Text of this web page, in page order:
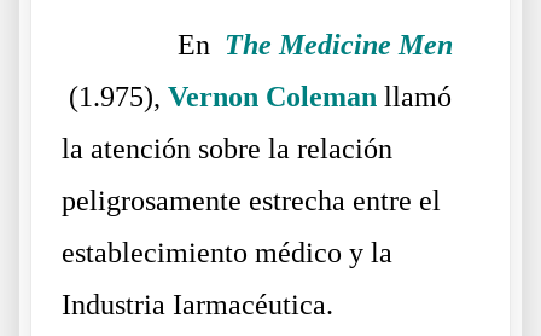
En The Medicine Men
(1.975), Vernon Coleman llamó
la atención sobre la relación
peligrosamente estrecha entre el
establecimiento médico y la
Industria Iarmacéutica.